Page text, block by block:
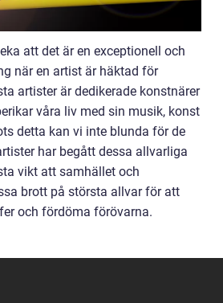
att det är en exceptionell och
när en artist är häktad för
artister är dedikerade konstnärer
våra liv med sin musik, konst
detta kan vi inte blunda för de
har begått dessa allvarliga
vikt att samhället och
brott på största allvar för att
och fördöma förövarna.